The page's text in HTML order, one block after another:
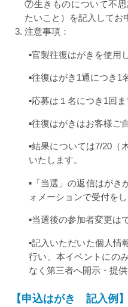
⑦生きものについて不
たいこと）を記入してお
注意事項：
▪官製往復はがきを使用
▪往復はがき 1通につき 1
▪応募は１名につき 1回ま
▪往復はがきはお客様ご
▪結果については7/20 （
いたします。
▪「当選」の返信はがき
ォメーションで受付をし
▪当選後の参加者変更は
▪記入いただいた個人情
行い、本イベントにの
なく第三者へ開示・提
【申込はがき 記入例】